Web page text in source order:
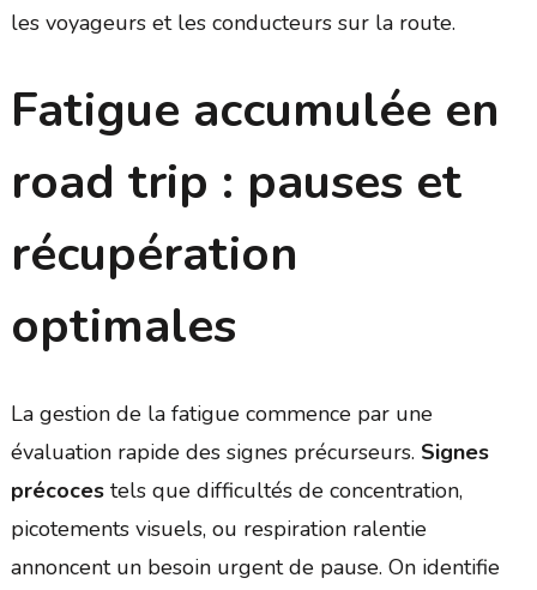
les voyageurs et les conducteurs sur la route.
Fatigue accumulée en
road trip : pauses et
récupération
optimales
La gestion de la fatigue commence par une
évaluation rapide des signes précurseurs. Signes
précocestels que difficultés de concentration,
picotements visuels, ou respiration ralentie
annoncent un besoin urgent de pause. On identifie